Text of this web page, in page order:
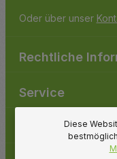
Oder über unser
Rechtliche
Service
Gartenpirat
Diese